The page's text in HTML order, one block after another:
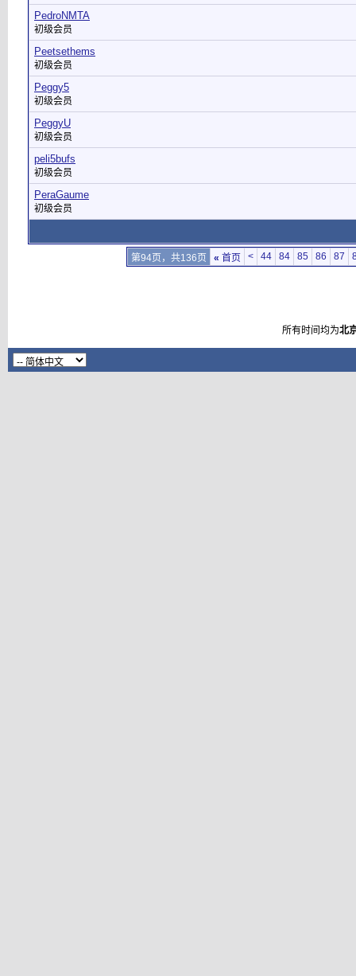
PedroNMTA
初级会员
Peetsethems
初级会员
Peggy5
初级会员
PeggyU
初级会员
peli5bufs
初级会员
PeraGaume
初级会员
第94页，共136页 « 首页 < 44 84 85 86 87
所有时间均为北